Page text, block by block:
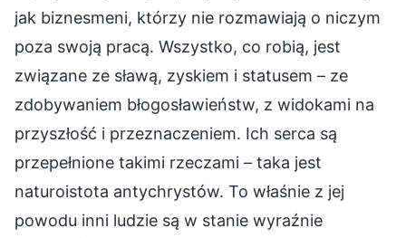
jak biznesmeni, którzy nie rozmawiają o niczym
poza swoją pracą. Wszystko, co robią, jest
związane ze sławą, zyskiem i statusem – ze
zdobywaniem błogosławieństw, z widokami na
przyszłość i przeznaczeniem. Ich serca są
przepełnione takimi rzeczami – taka jest
naturoistota antychrystów. To właśnie z jej
powodu inni ludzie są w stanie wyraźnie